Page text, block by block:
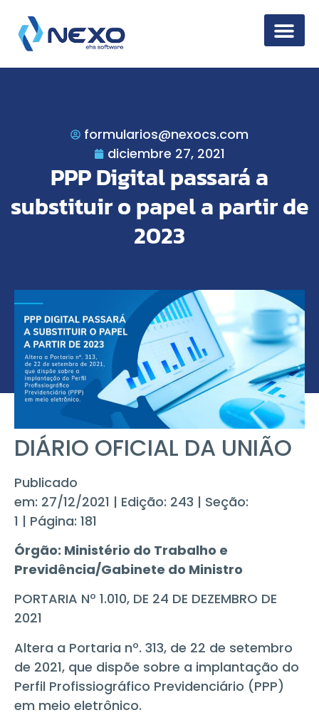
formularios@nexocs.com
diciembre 27, 2021
PPP Digital passará a
substituir o papel a partir de
2023
DIÁRIO OFICIAL DA UNIÃO
Publicado
em: 27/12/2021 | Edição: 243 | Seção:
1 | Página: 181
Órgão: Ministério do Trabalho e
Previdência/Gabinete do Ministro
PORTARIA Nº 1.010, DE 24 DE DEZEMBRO DE
2021
Altera a Portaria nº. 313, de 22 de setembro
de 2021, que dispõe sobre a implantação do
Perfil Profissiográfico Previdenciário (PPP)
em meio eletrônico.